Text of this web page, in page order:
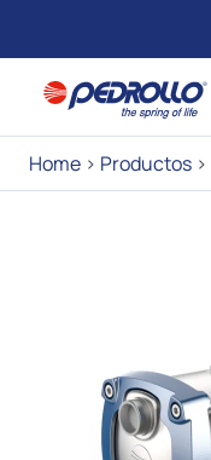
Home > Productos >